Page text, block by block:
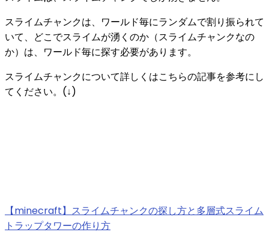
スライムチャンクは、ワールド毎にランダムで割り振られて
いて、どこでスライムが湧くのか（スライムチャンクなの
か）は、ワールド毎に探す必要があります。
スライムチャンクについて詳しくはこちらの記事を参考にし
てください。(↓)
【minecraft】スライムチャンクの探し方と多層式スライム
トラップタワーの作り方